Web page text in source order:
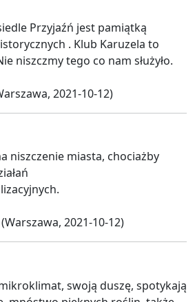
Przyjaźń jest pamiątką
. Klub Karuzela to
niszczmy tego co nam służyło.
2021-10-12)
niszczenie miasta, chociażby
(Warszawa, 2021-10-12)
swoją duszę, spotykają